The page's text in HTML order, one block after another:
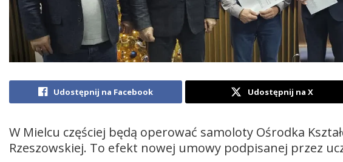
Udostępnij na Facebook Udostępnij na X
W Mielcu częściej będą operować samoloty Ośrodka
Rzeszowskiej. To efekt nowej umowy podpisanej przez